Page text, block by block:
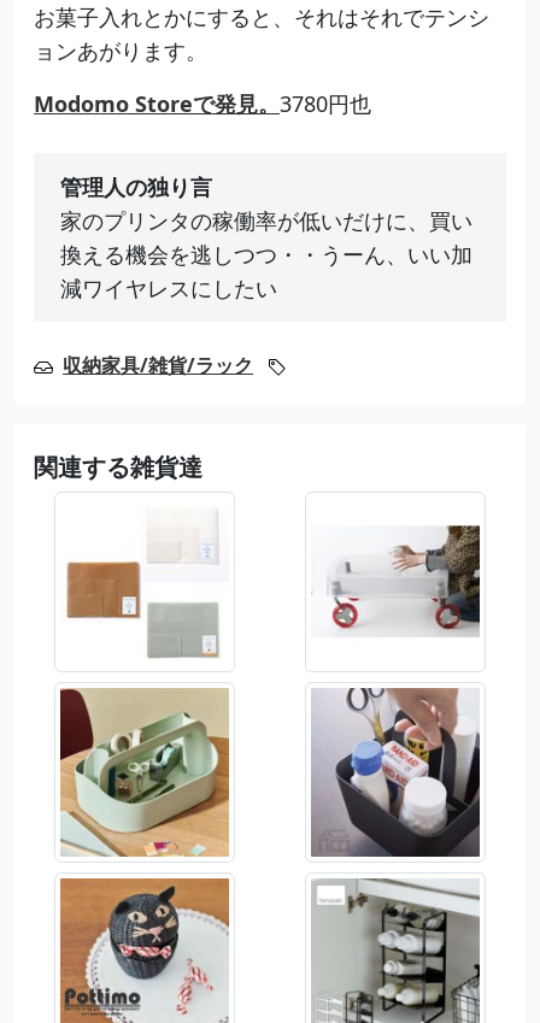
お菓子入れとかにすると、それはそれでテンシ
ョンあがります。
Modomo Storeで発見。 3780円也
管理人の独り言
家のプリンタの稼働率が低いだけに、買い
換える機会を逃しつつ・・うーん、いい加
減ワイヤレスにしたい
収納家具/雑貨/ラック
関連する雑貨達